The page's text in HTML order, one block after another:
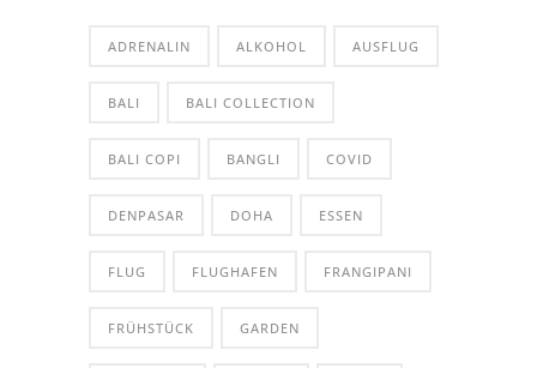
ADRENALIN ALKOHOL AUSFLUG
BALI BALI COLLECTION
BALI COPI BANGLI COVID
DENPASAR DOHA ESSEN
FLUG FLUGHAFEN FRANGIPANI
FRÜHSTÜCK GARDEN